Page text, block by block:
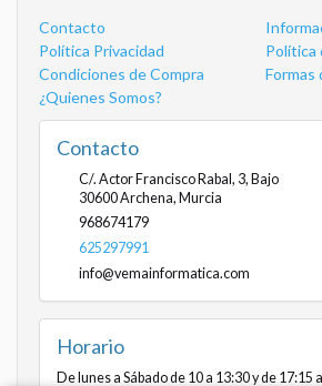
Contacto
Política Privacidad
Política
Condiciones de Compra
Formas
¿Quienes Somos?
Contacto
C/. Actor Francisco Rabal, 3, Bajo
30600Archena, Murcia
968674179
625297991
info@vemainformatica.com
Horario
De lunes a Sábado de 10 a 13:30 y de 17:15